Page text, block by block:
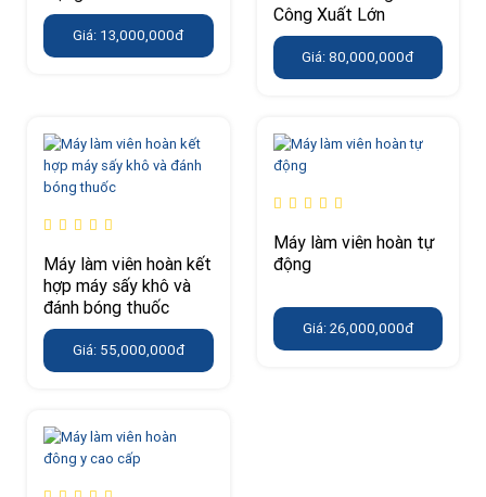
Giá: 13,000,000đ
Công Xuất Lớn
Giá: 80,000,000đ
Máy làm viên hoàn kết
hợp máy sấy khô và
đánh bóng thuốc
Giá: 55,000,000đ
Máy làm viên hoàn tự
động
Giá: 26,000,000đ